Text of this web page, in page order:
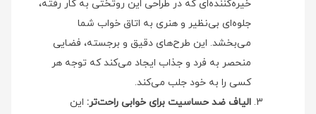
خیره‌کننده‌ای که در طراحی این روتختی به کار رفته،
جلوه‌ای بی‌نظیر و هنری به اتاق خواب شما
می‌بخشد. این طرح‌های دقیق و برجسته، فضایی
منحصر به فرد و جذاب ایجاد می‌کند که توجه هر
کسی را به خود جلب می‌کند.
الیاف ضد حساسیت برای خوابی راحت‌تر: این